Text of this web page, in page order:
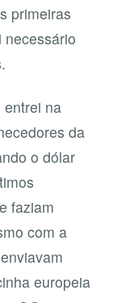
primeiras
necessário
entrei na
da
o dólar
faziam
com a
europeia